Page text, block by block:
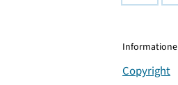
Copyright